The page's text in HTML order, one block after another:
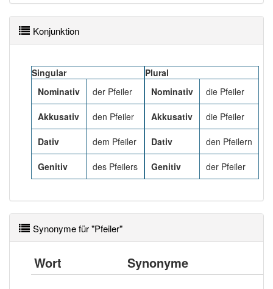
Wörter mit Endung
Artikelder: 0
91% unserer Spielapp-Nutzer haben den Artikel
korrekt erraten.
Konjunktion
Singular
Nominativ
der Pfeiler
Akkusativ den Pfeiler
Dativ dem Pfeiler
Genitiv des Pfeilers
Plural
Nominativ
die Pfeiler
Akkusativ die Pfeiler
Dativ den Pfeilern
Genitiv der Pfeiler
Synonyme für "Pfeiler"
Wort Synonyme